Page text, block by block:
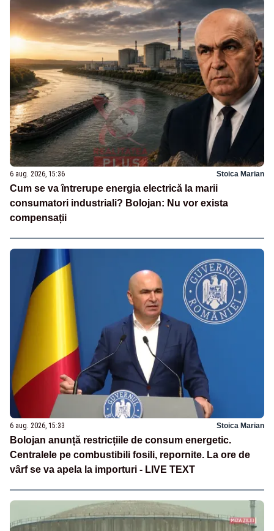
6 aug. 2026, 15:36 Stoica Marian
Cum se va întrerupe energia electrică la marii
consumatori industriali? Bolojan: Nu vor exista
compensații
6 aug. 2026, 15:33 Stoica Marian
Bolojan anunță restricțiile de consum energetic.
Centralele pe combustibili fosili, repornite. La ore de
vârf se va apela la importuri - LIVE TEXT